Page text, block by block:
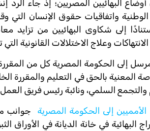
البهائيين المصريين؛ إذ جاء الرد
واتفاقيات حقوق الإنسان التي
إلى شكاوى البهائيين من تزايد
وعلاج الاختلالات القانونية
إلى الحكومة المصرية كل من
المعنية بالحق في التعليم والمقررة
والتجمع السلمي، ونائبة رئيس فريق
إلى الحكومة المصرية جوانب
البهائية في خانة الديانة في الأوراق